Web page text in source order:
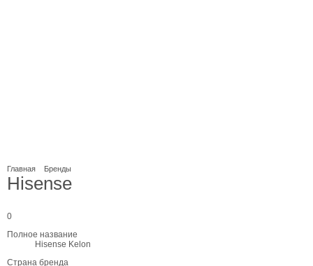
Главная Бренды
Hisense
0
Полное название
Hisense Kelon
Страна бренда